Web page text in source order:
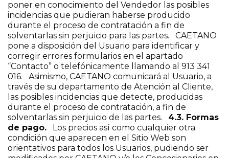
poner en conocimiento del Vendedor las posibles
incidencias que pudieran haberse producido
durante el proceso de contratación a fin de
solventarlas sin perjuicio para las partes. CAETANO
pone a disposición del Usuario para identificar y
corregir errores formularios en el apartado
“Contacto” o telefónicamente llamando al 913 341
016. Asimismo, CAETANO comunicará al Usuario, a
través de su departamento de Atención al Cliente,
las posibles incidencias que detecte, producidas
durante el proceso de contratación, a fin de
solventarlas sin perjuicio de las partes. 4.3. Formas
de pago. Los precios así como cualquier otra
condición que aparecen en el Sitio Web son
orientativos para todos los Usuarios, pudiendo ser